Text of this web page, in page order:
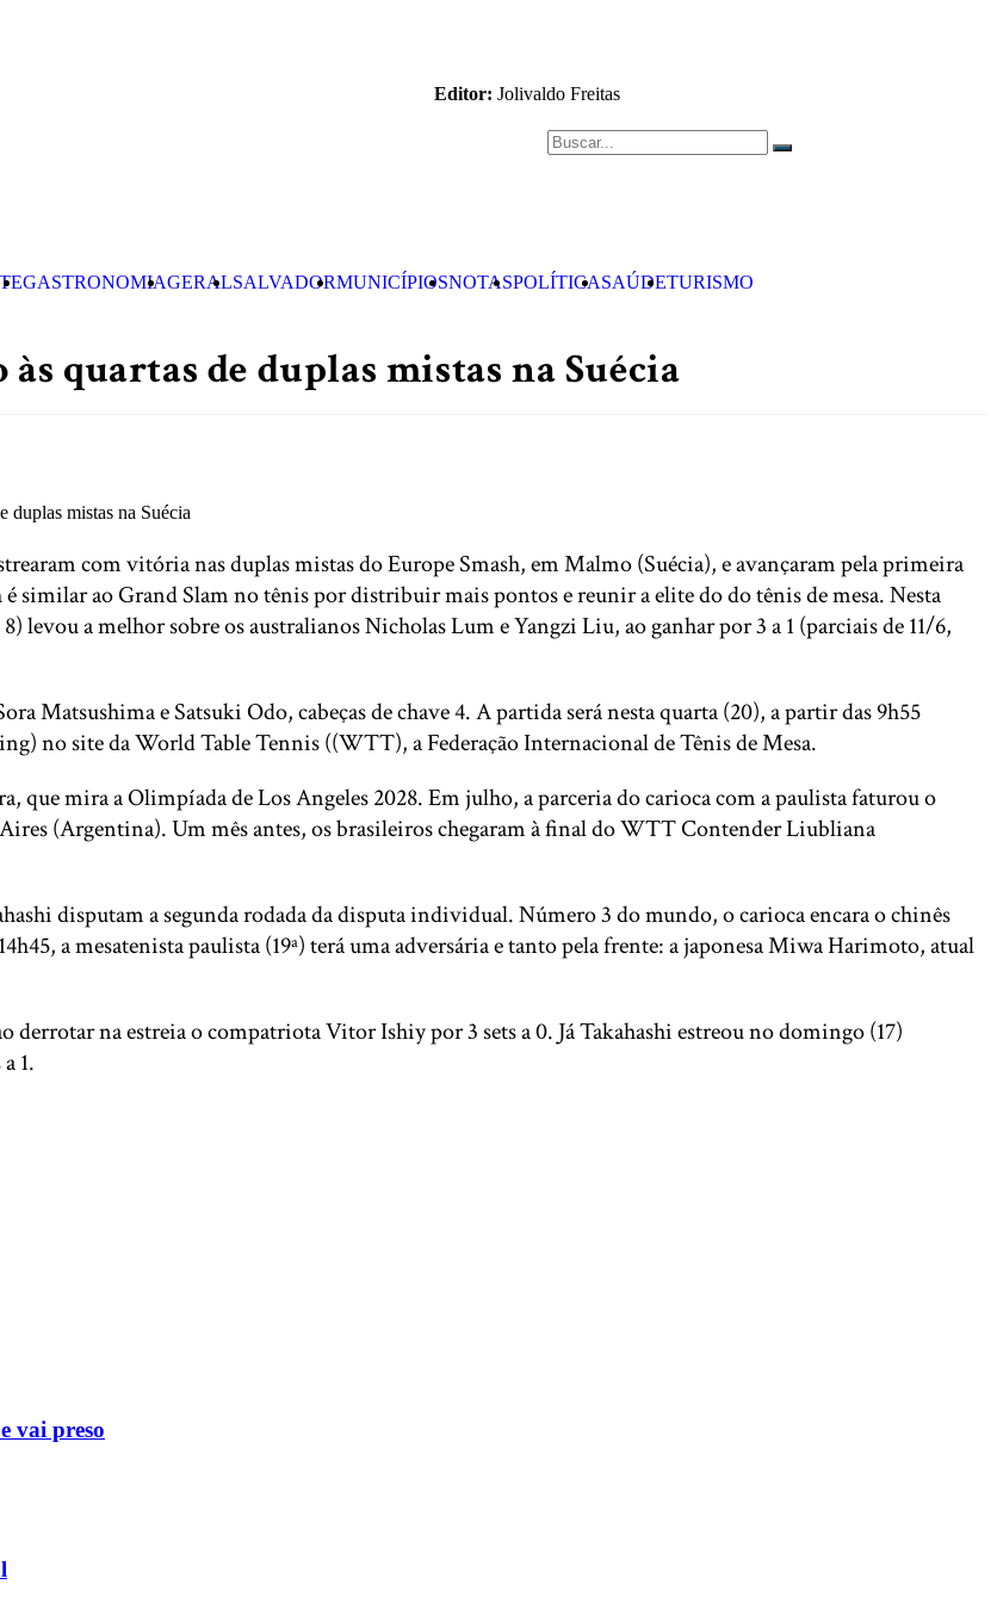
Editor: Jolivaldo Freitas
GASTRONOMIAGERALSALVADORMUNICÍPIOSNOTASPOLÍTICASAÚDETURISMO
quartas de duplas mistas na Suécia
com vitória nas duplas mistas do Europe Smash, em Malmo (Suécia), e avançaram pela primeira
similar ao Grand Slam no tênis por distribuir mais pontos e reunir a elite do do tênis de mesa. Nesta
levou a melhor sobre os australianos Nicholas Lum e Yangzi Liu, ao ganhar por 3 a 1 (parciais de 11/6,
Matsushima e Satsuki Odo, cabeças de chave 4. A partida será nesta quarta (20), a partir das 9h55
no site da World Table Tennis ((WTT), a Federação Internacional de Tênis de Mesa.
que mira a Olimpíada de Los Angeles 2028. Em julho, a parceria do carioca com a paulista faturou o
(Argentina). Um mês antes, os brasileiros chegaram à final do WTT Contender Liubliana
disputam a segunda rodada da disputa individual. Número 3 do mundo, o carioca encara o chinês
a mesatenista paulista (19ª) terá uma adversária e tanto pela frente: a japonesa Miwa Harimoto, atual
derrotar na estreia o compatriota Vitor Ishiy por 3 sets a 0. Já Takahashi estreou no domingo (17)
1.
vai preso